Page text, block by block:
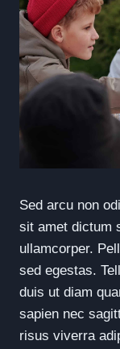
Sed arcu non
sit amet dictum
ullamcorper.
sed egestas.
duis ut diam
sapien nec
risus viverra